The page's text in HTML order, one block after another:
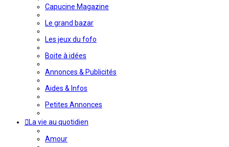
Capucine Magazine
Le grand bazar
Les jeux du fofo
Boite à idées
Annonces & Publicités
Aides & Infos
Petites Annonces
La vie au quotidien
Amour